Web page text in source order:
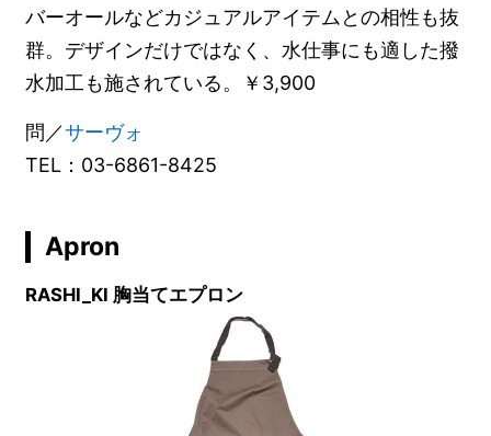
バーオールなどカジュアルアイテムとの相性も抜
群。デザインだけではなく、水仕事にも適した撥
水加工も施されている。￥3,900
問／サーヴォ
TEL：03-6861-8425
Apron
RASHI_KI 胸当てエプロン